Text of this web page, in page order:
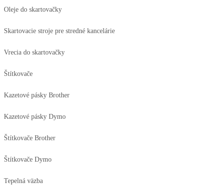
Oleje do skartovačky
Skartovacie stroje pre stredné kancelárie
Vrecia do skartovačky
Štítkovače
Kazetové pásky Brother
Kazetové pásky Dymo
Štítkovače Brother
Štítkovače Dymo
Tepelná väzba